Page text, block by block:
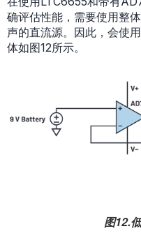
确评估性能，需要使用整
声的直流源。因此，会使
体如图12所示。
图12.